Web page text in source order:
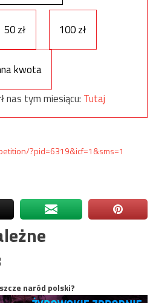
50 zł 100 zł
kwota
nas tym miesiącu: Tutaj
?pid=6319&icf=1&sms=1
naród polski?